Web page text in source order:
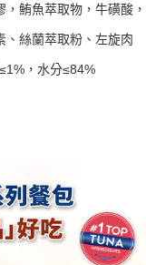
至「AFTEE先享後付」
帳。
結，可透過四大超商／
完成。
需要取消訂單，請聯絡
support/home
先享後付」服務完成之交
易相關給付款項請求債
鮪魚萃取物，牛磺酸，
、絲蘭萃取粉、左旋肉
，水分≤84%